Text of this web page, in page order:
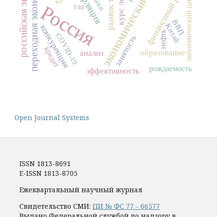
Россия
переходная экономикаконкуренция
эффективность
образование
занятость
анализ экономический цикл
Китай
COVID-19
газ
нефть
ВВП
рождаемость
кредит
Open Journal Systems
ISSN 1813-8691
E-ISSN 1813-8705
Ежеквартальный научный журнал
Свидетельство СМИ: ПИ № ФС 77 - 66577